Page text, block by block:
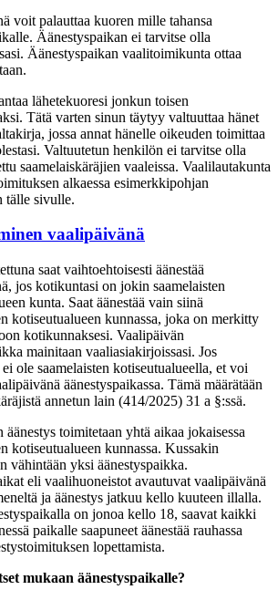
voit palauttaa kuoren mille tahansa
Äänestyspaikan ei tarvitse olla
Äänestyspaikan vaalitoimikunta ottaa
lähetekuoresi jonkun toisen
Tätä varten sinun täytyy valtuuttaa hänet
jossa annat hänelle oikeuden toimittaa
Valtuutetun henkilön ei tarvitse olla
saamelaiskäräjien vaaleissa. Vaalilautakunta
alkaessa esimerkkipohjan
tälle sivulle.
vaalipäivänä
saat vaihtoehtoisesti äänestää
jos kotikuntasi on jokin saamelaisten
kunta. Saat äänestää vain siinä
kotiseutualueen kunnassa, joka on merkitty
kotikunnaksesi. Vaalipäivän
mainitaan vaaliasiakirjoissasi. Jos
ole saamelaisten kotiseutualueella, et voi
äänestyspaikassa. Tämä määrätään
annetun lain (414/2025) 31 a §:ssä.
äänestys toimitetaan yhtä aikaa jokaisessa
kotiseutualueen kunnassa. Kussakin
vähintään yksi äänestyspaikka.
eli vaalihuoneistot avautuvat vaalipäivänä
ja äänestys jatkuu kello kuuteen illalla.
on jonoa kello 18, saavat kaikki
paikalle saapuneet äänestää rauhassa
lopettamista.
mukaan äänestyspaikalle?